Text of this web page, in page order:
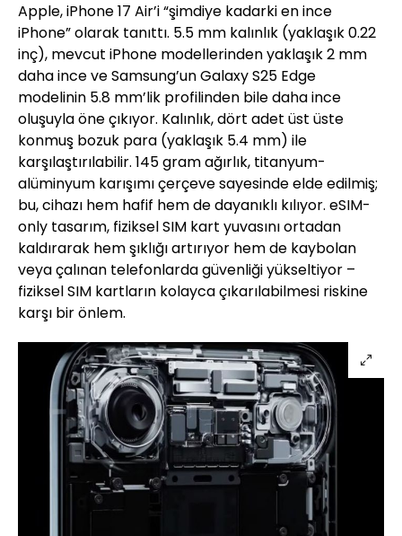
Apple, iPhone 17 Air’i “şimdiye kadarki en ince
iPhone” olarak tanıttı. 5.5 mm kalınlık (yaklaşık 0.22
inç), mevcut iPhone modellerinden yaklaşık 2 mm
daha ince ve Samsung’un Galaxy S25 Edge
modelinin 5.8 mm’lik profilinden bile daha ince
oluşuyla öne çıkıyor. Kalınlık, dört adet üst üste
konmuş bozuk para (yaklaşık 5.4 mm) ile
karşılaştırılabilir. 145 gram ağırlık, titanyum-
alüminyum karışımı çerçeve sayesinde elde edilmiş;
bu, cihazı hem hafif hem de dayanıklı kılıyor. eSIM-
only tasarım, fiziksel SIM kart yuvasını ortadan
kaldırarak hem şıklığı artırıyor hem de kaybolan
veya çalınan telefonlarda güvenliği yükseltiyor –
fiziksel SIM kartların kolayca çıkarılabilmesi riskine
karşı bir önlem.